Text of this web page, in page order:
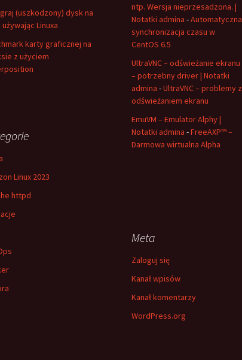
(uszkodzony) dysk na
Linuxa
karty graficznej na
z użyciem
ntp. Wersja nieprzesadzona. |
Notatki admina -Automatyczna
synchronizacja czasu w
CentOS 6.5
UltraVNC – odświeżanie ekranu
– potrzebny driver | Notatki
admina -UltraVNC – problemy z
odświeżaniem ekranu
EmuVM – Emulator Alphy |
Notatki admina -FreeAXP™ –
Darmowa wirtualna Alpha
Linux 2023
httpd
Meta
Zaloguj się
Kanał wpisów
Kanał komentarzy
WordPress.org